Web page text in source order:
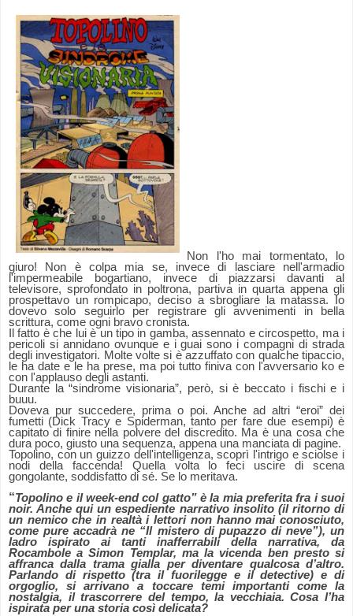
Non l'ho mai tormentato, lo
giuro! Non è colpa mia se, invece di lasciare nell'armadio
l'impermeabile bogartiano, invece di piazzarsi davanti al
televisore, sprofondato in poltrona, partiva in quarta appena gli
prospettavo un rompicapo, deciso a sbrogliare la matassa. Io
dovevo solo seguirlo per registrare gli avvenimenti in bella
scrittura, come ogni bravo cronista.
Il fatto è che lui è un tipo in gamba, assennato e circospetto, ma i
pericoli si annidano ovunque e i guai sono i compagni di strada
degli investigatori. Molte volte si è azzuffato con qualche tipaccio,
le ha date e le ha prese, ma poi tutto finiva con l'avversario ko e
con l'applauso degli astanti.
Durante la “sindrome visionaria”, però, si è beccato i fischi e i
buuu.
Doveva pur succedere, prima o poi. Anche ad altri “eroi” dei
fumetti (Dick Tracy e Spiderman, tanto per fare due esempi) è
capitato di finire nella polvere del discredito. Ma è una cosa che
dura poco, giusto una sequenza, appena una manciata di pagine.
Topolino, con un guizzo dell'intelligenza, scoprì l'intrigo e sciolse i
nodi della faccenda! Quella volta lo feci uscire di scena
gongolante, soddisfatto di sé. Se lo meritava.
“Topolino e il week-end col gatto” è la mia preferita fra i suoi
noir. Anche qui un espediente narrativo insolito (il ritorno di
un nemico che in realtà i lettori non hanno mai conosciuto,
come pure accadrà ne “Il mistero di pupazzo di neve”), un
ladro ispirato ai tanti inafferrabili della narrativa, da
Rocambole a Simon Templar, ma la vicenda ben presto si
affranca dalla trama gialla per diventare qualcosa d’altro.
Parlando di rispetto (tra il fuorilegge e il detective) e di
orgoglio, si arrivano a toccare temi importanti come la
nostalgia, il trascorrere del tempo, la vecchiaia. Cosa l’ha
ispirata per una storia così delicata?